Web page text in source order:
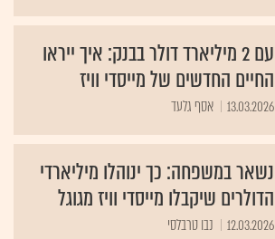
עם 2 מיליארד דולר בבנק: איך ייראו
החיים החדשים של מייסדי וויז
13.03.2026 אסף גלעד
נשאר במשפחה: כך ינוהלו מיליארדי
הדולרים שיקבלו מייסדי וויז מגוגל
12.03.2026 נבו טרבלסי